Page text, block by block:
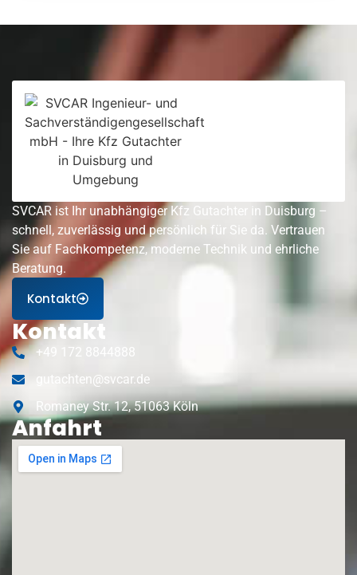
SVCAR ist Ihr unabhängiger Kfz Gutachter in Duisburg –
schnell, zuverlässig und persönlich für Sie da. Vertrauen
Sie auf Fachkompetenz, moderne Technik und ehrliche
Beratung.
Kontakt
Kontakt
+49 172 8844888
gutachten@svcar.de
Romaney Str. 12, 51063 Köln
Anfahrt